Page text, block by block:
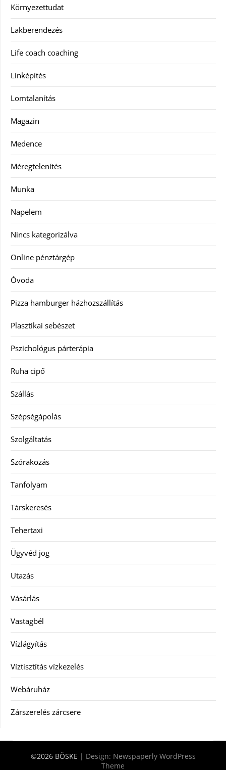
Környezettudat
Lakberendezés
Life coach coaching
Linképítés
Lomtalanítás
Magazin
Medence
Méregtelenítés
Munka
Napelem
Nincs kategorizálva
Online pénztárgép
Óvoda
Pizza hamburger házhozszállítás
Plasztikai sebészet
Pszichológus párterápia
Ruha cipő
Szállás
Szépségápolás
Szolgáltatás
Szórakozás
Tanfolyam
Társkeresés
Tehertaxi
Ügyvéd jog
Utazás
Vásárlás
Vastagbél
Vízlágyítás
Víztisztítás vízkezelés
Webáruház
Zárszerelés zárcsere
©2026 BÖSKE | Design: Newspaperly WordPress
Theme